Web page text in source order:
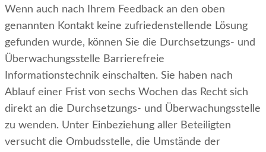
Wenn auch nach Ihrem Feedback an den oben
genannten Kontakt keine zufriedenstellende Lösung
gefunden wurde, können Sie die Durchsetzungs- und
Überwachungsstelle Barrierefreie
Informationstechnik einschalten. Sie haben nach
Ablauf einer Frist von sechs Wochen das Recht sich
direkt an die Durchsetzungs- und Überwachungsstelle
zu wenden. Unter Einbeziehung aller Beteiligten
versucht die Ombudsstelle, die Umstände der